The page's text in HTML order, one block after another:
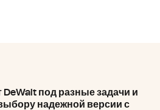
под разные задачи и
надежной версии с